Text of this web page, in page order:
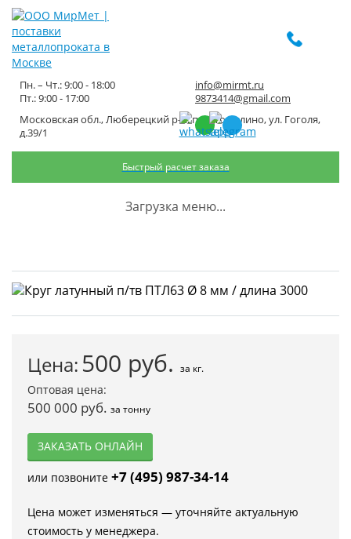
Московская обл., Люберецкий р-н, пос. Томилино, ул. Гоголя,
д.39/1
Пн. – Чт.: 9:00 - 18:00
Пт.: 9:00 - 17:00
info@mirmt.ru
9873414@gmail.com
Быстрый расчет заказа
Загрузка меню...
Круг латунный п/тв ПТЛ63 Ø 8
мм / длина 3000
Цена: 500 руб. за кг.
Оптовая цена:
500 000 руб. за тонну
ЗАКАЗАТЬ ОНЛАЙН
или позвоните +7 (495) 987-34-14
Цена может изменяться — уточняйте актуальную
стоимость у менеджера.